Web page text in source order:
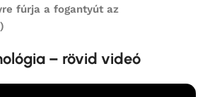
fúrja a fogantyút az
– rövid videó